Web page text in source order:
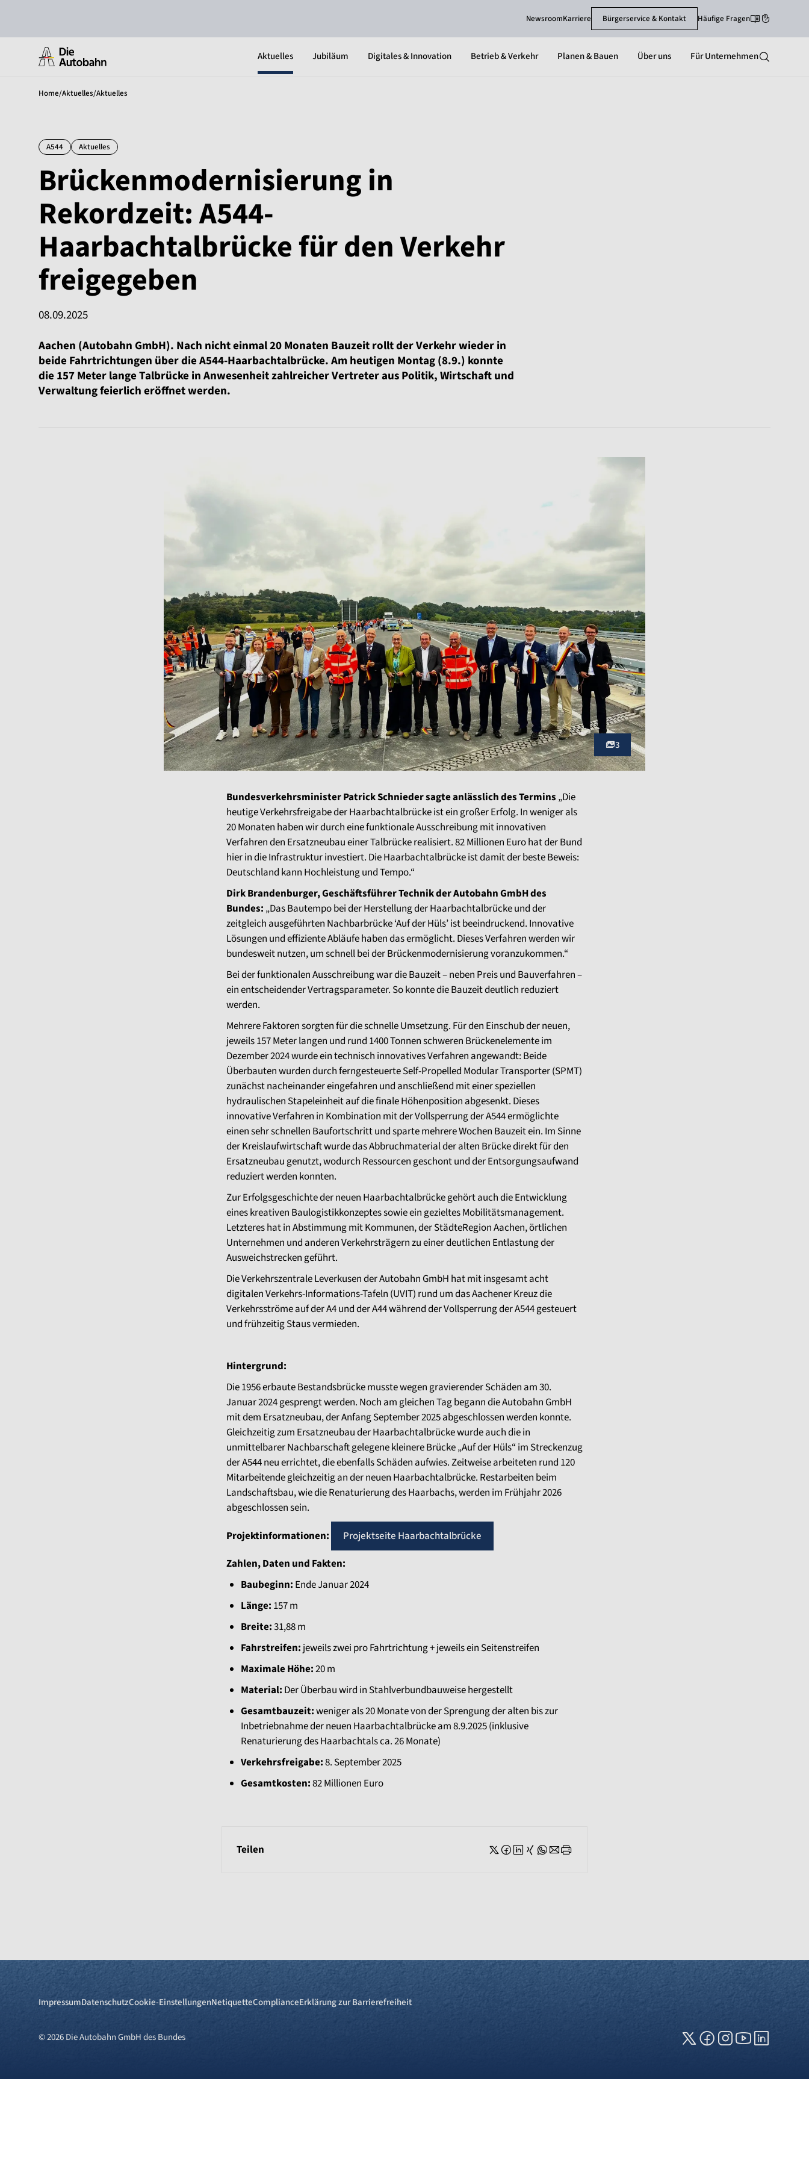
NewsroomKarriere Bürgerservice & Kontakt Häufige FragenLeichte Sprache
Aktuelles Jubiläum Digitales & Innovation Betrieb & Verkehr Planen & Bauen Über uns Für Unternehmen
Home/Aktuelles/Aktuelles
A544 Aktuelles
Brückenmodernisierung in
Rekordzeit: A544-
Haarbachtalbrücke für den Verkehr
freigegeben
08.09.2025
Aachen (Autobahn GmbH). Nach nicht einmal 20 Monaten Bauzeit rollt der Verkehr wieder in
beide Fahrtrichtungen über die A544-Haarbachtalbrücke. Am heutigen Montag (8.9.) konnte
die 157 Meter lange Talbrücke in Anwesenheit zahlreicher Vertreter aus Politik, Wirtschaft und
Verwaltung feierlich eröffnet werden.
3
Bundesverkehrsminister Patrick Schnieder sagte anlässlich des Termins „Die
heutige Verkehrsfreigabe der Haarbachtalbrücke ist ein großer Erfolg. In weniger als
20 Monaten haben wir durch eine funktionale Ausschreibung mit innovativen
Verfahren den Ersatzneubau einer Talbrücke realisiert. 82 Millionen Euro hat der Bund
hier in die Infrastruktur investiert. Die Haarbachtalbrücke ist damit der beste Beweis:
Deutschland kann Hochleistung und Tempo.“
Dirk Brandenburger, Geschäftsführer Technik der Autobahn GmbH des
Bundes: „Das Bautempo bei der Herstellung der Haarbachtalbrücke und der
zeitgleich ausgeführten Nachbarbrücke ‘Auf der Hüls’ ist beeindruckend. Innovative
Lösungen und effiziente Abläufe haben das ermöglicht. Dieses Verfahren werden wir
bundesweit nutzen, um schnell bei der Brückenmodernisierung voranzukommen.“
Bei der funktionalen Ausschreibung war die Bauzeit – neben Preis und Bauverfahren –
ein entscheidender Vertragsparameter. So konnte die Bauzeit deutlich reduziert
werden.
Mehrere Faktoren sorgten für die schnelle Umsetzung. Für den Einschub der neuen,
jeweils 157 Meter langen und rund 1400 Tonnen schweren Brückenelemente im
Dezember 2024 wurde ein technisch innovatives Verfahren angewandt: Beide
Überbauten wurden durch ferngesteuerte Self-Propelled Modular Transporter (SPMT)
zunächst nacheinander eingefahren und anschließend mit einer speziellen
hydraulischen Stapeleinheit auf die finale Höhenposition abgesenkt. Dieses
innovative Verfahren in Kombination mit der Vollsperrung der A544 ermöglichte
einen sehr schnellen Baufortschritt und sparte mehrere Wochen Bauzeit ein. Im Sinne
der Kreislaufwirtschaft wurde das Abbruchmaterial der alten Brücke direkt für den
Ersatzneubau genutzt, wodurch Ressourcen geschont und der Entsorgungsaufwand
reduziert werden konnten.
Zur Erfolgsgeschichte der neuen Haarbachtalbrücke gehört auch die Entwicklung
eines kreativen Baulogistikkonzeptes sowie ein gezieltes Mobilitätsmanagement.
Letzteres hat in Abstimmung mit Kommunen, der StädteRegion Aachen, örtlichen
Unternehmen und anderen Verkehrsträgern zu einer deutlichen Entlastung der
Ausweichstrecken geführt.
Die Verkehrszentrale Leverkusen der Autobahn GmbH hat mit insgesamt acht
digitalen Verkehrs-Informations-Tafeln (UVIT) rund um das Aachener Kreuz die
Verkehrsströme auf der A4 und der A44 während der Vollsperrung der A544 gesteuert
und frühzeitig Staus vermieden.
Hintergrund:
Die 1956 erbaute Bestandsbrücke musste wegen gravierender Schäden am 30.
Januar 2024 gesprengt werden. Noch am gleichen Tag begann die Autobahn GmbH
mit dem Ersatzneubau, der Anfang September 2025 abgeschlossen werden konnte.
Gleichzeitig zum Ersatzneubau der Haarbachtalbrücke wurde auch die in
unmittelbarer Nachbarschaft gelegene kleinere Brücke „Auf der Hüls“ im Streckenzug
der A544 neu errichtet, die ebenfalls Schäden aufwies. Zeitweise arbeiteten rund 120
Mitarbeitende gleichzeitig an der neuen Haarbachtalbrücke. Restarbeiten beim
Landschaftsbau, wie die Renaturierung des Haarbachs, werden im Frühjahr 2026
abgeschlossen sein.
Projektinformationen:
Projektseite Haarbachtalbrücke
Zahlen, Daten und Fakten:
Baubeginn: Ende Januar 2024
Länge: 157 m
Breite:31,88 m
Fahrstreifen: jeweils zwei pro Fahrtrichtung + jeweils ein Seitenstreifen
Maximale Höhe:20 m
Material: Der Überbau wird in Stahlverbundbauweise hergestellt
Gesamtbauzeit:weniger als 20 Monate von der Sprengung der alten bis zur
Inbetriebnahme der neuen Haarbachtalbrücke am 8.9.2025 (inklusive
Renaturierung des Haarbachtals ca. 26 Monate)
Verkehrsfreigabe:8. September 2025
Gesamtkosten:82 Millionen Euro
Teilen
ImpressumDatenschutzCookie-EinstellungenNetiquetteComplianceErklärung zur Barrierefreiheit
© 2026 Die Autobahn GmbH des Bundes